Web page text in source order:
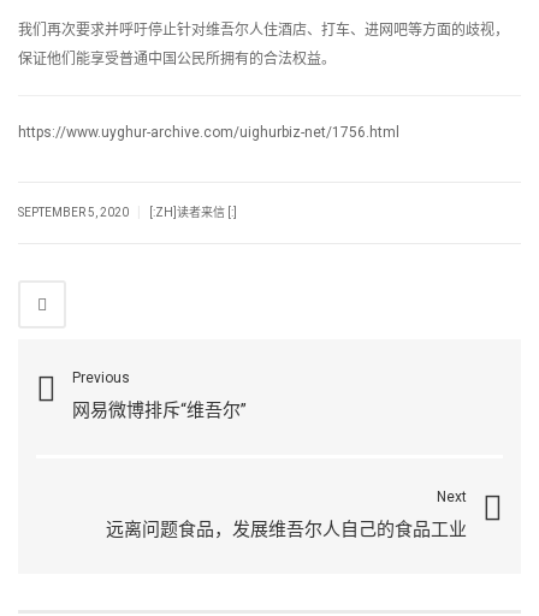
我们再次要求并呼吁停止针对维吾尔人住酒店、打车、进网吧等方面的歧视，
保证他们能享受普通中国公民所拥有的合法权益。
https://www.uyghur-archive.com/uighurbiz-net/1756.html
SEPTEMBER 5, 2020 [:ZH]读者来信 [:]
Previous
网易微博排斥“维吾尔”
Next
远离问题食品，发展维吾尔人自己的食品工业